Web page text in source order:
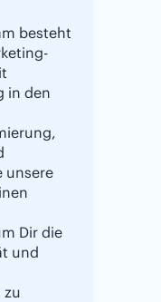
besteht
in den
unsere
Dir die
und
zu